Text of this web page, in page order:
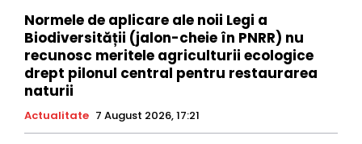
Normele de aplicare ale noii Legi a
Biodiversității (jalon-cheie în PNRR) nu
recunosc meritele agriculturii ecologice
drept pilonul central pentru restaurarea
naturii
Actualitate 7 August 2026, 17:21